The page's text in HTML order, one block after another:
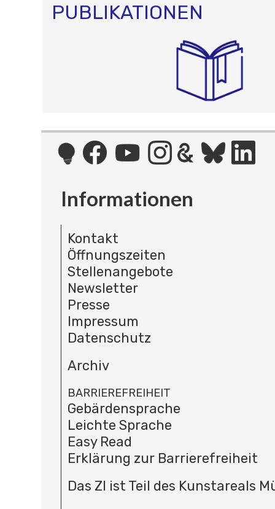
PUBLIKATIONEN
Informationen
Kontakt
Öffnungszeiten
Stellenangebote
Newsletter
Presse
Impressum
Datenschutz
Archiv
BARRIEREFREIHEIT
Gebärdensprache
Leichte Sprache
Easy Read
Erklärung zur Barrierefreiheit
Das ZI ist Teil des Kunstareals